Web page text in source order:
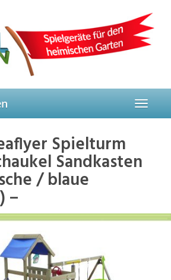
Toggle
Spielturm
Sandkasten
/ blaue
–